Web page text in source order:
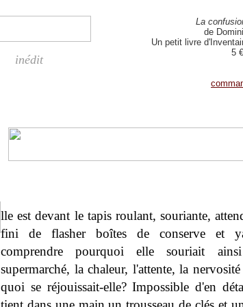
La
de
Un petit livre
5
inédit
lle est devant le tapis roulant, souriante,
fini de flasher boîtes de conserve et
comprendre pourquoi elle souriait
supermarché, la chaleur, l'attente, la
quoi se réjouissait-elle? Impossible d'en